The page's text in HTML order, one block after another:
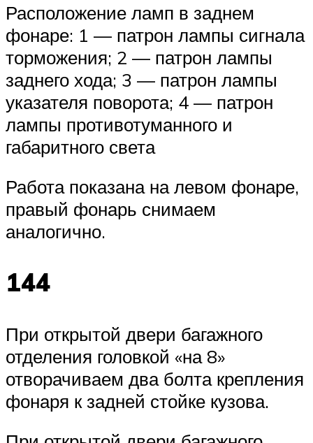
Расположение ламп в заднем
фонаре: 1 — патрон лампы сигнала
торможения; 2 — патрон лампы
заднего хода; 3 — патрон лампы
указателя поворота; 4 — патрон
лампы противотуманного и
габаритного света
Работа показана на левом фонаре,
правый фонарь снимаем
аналогично.
144
При открытой двери багажного
отделения головкой «на 8»
отворачиваем два болта крепления
фонаря к задней стойке кузова.